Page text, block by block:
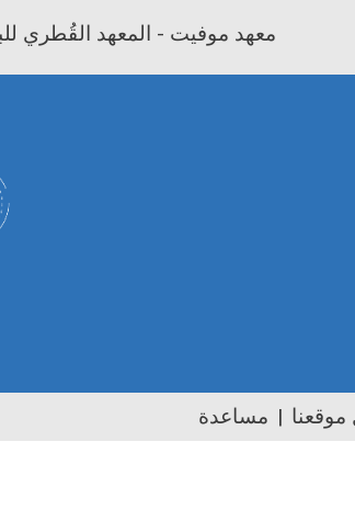
معهد موفيت - المعهد القُطري
مساعدة